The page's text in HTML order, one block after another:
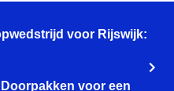
voor Rijswijk:
voor een